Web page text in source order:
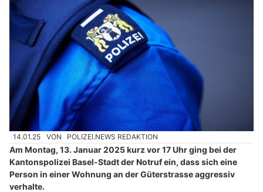
14.01.25 VON POLIZEI.NEWS REDAKTION
Am Montag, 13. Januar 2025 kurz vor 17 Uhr ging bei der
Kantonspolizei Basel-Stadt der Notruf ein, dass sich eine
Person in einer Wohnung an der Güterstrasse aggressiv
verhalte.